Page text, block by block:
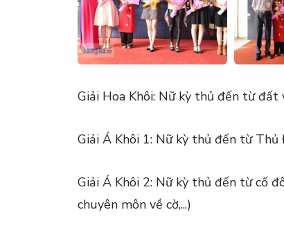
Giải Hoa Khôi: Nữ kỳ thủ đến từ
Giải Á Khôi 1: Nữ kỳ thủ đến từ
Giải Á Khôi 2: Nữ kỳ thủ đến từ cố
chuyên môn về cờ,...)